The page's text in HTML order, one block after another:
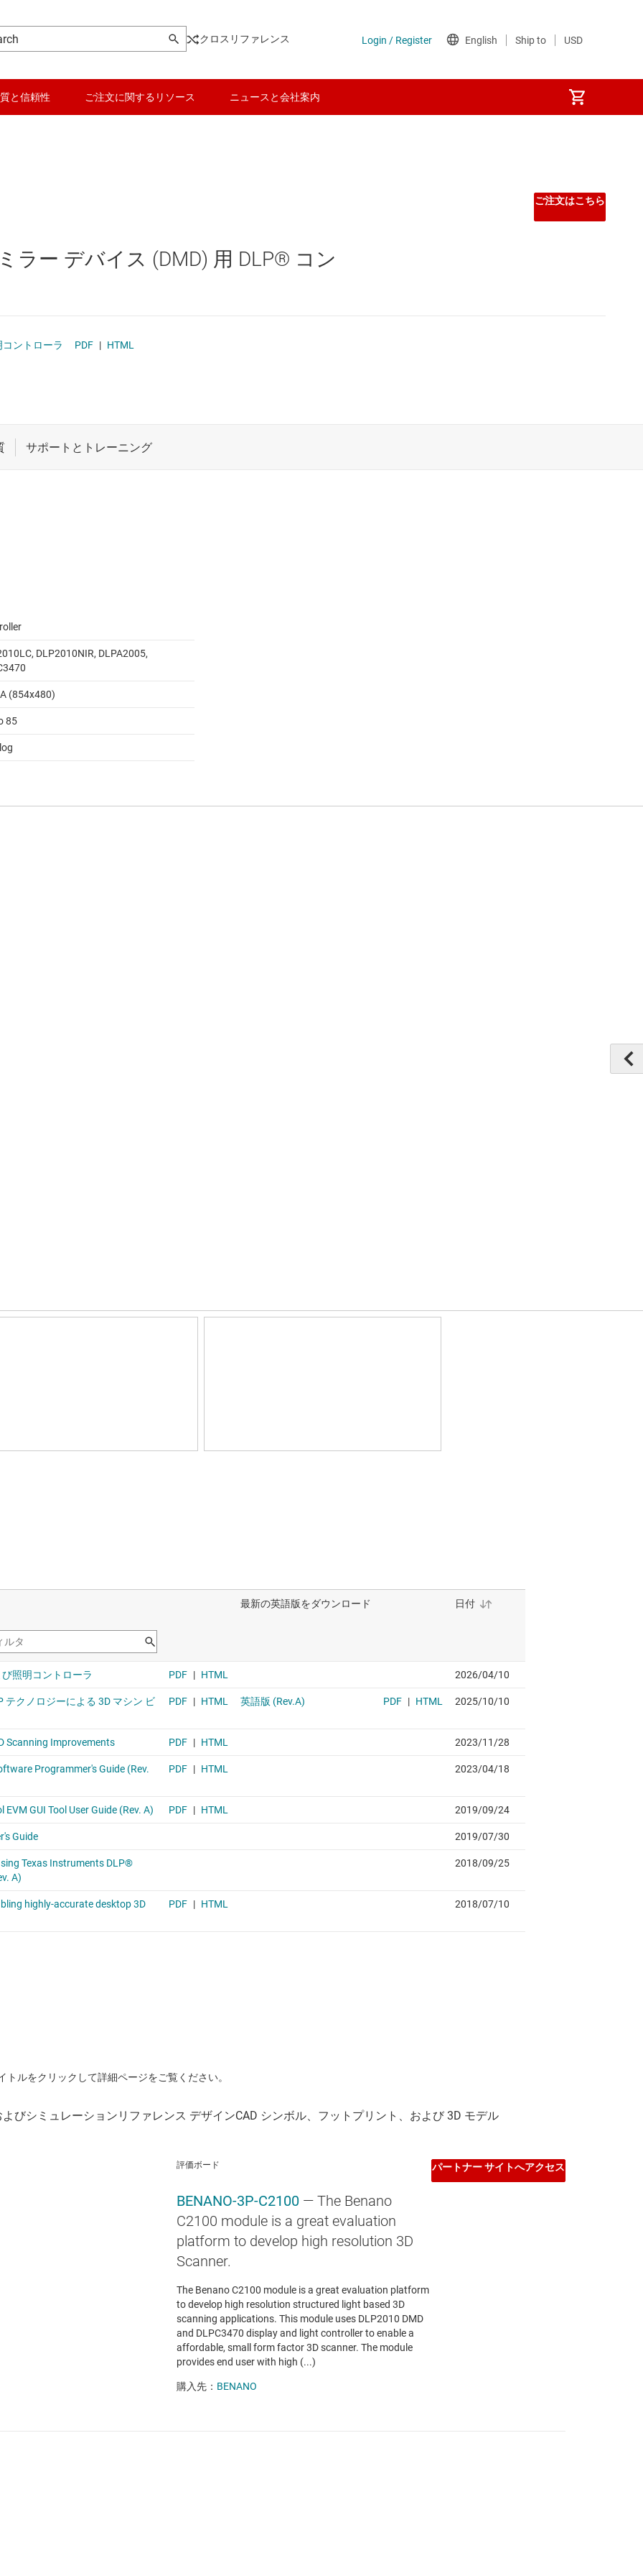
クロスリファレンス
と信頼性 ご注文に関するリソース ニュースと会社案内
マイコン (MCU) / プロセッサ
ロミラー デバイス (DMD)
ラー デバイス (DMD) 用 DLP® コン
ご注文はこちら
ントローラ PDF | HTML
DLP2010NIR, DLPA2005,
(854x480)
85
ルをクリックして詳細ページをご覧ください。
評価ボード
BENANO-3P-C2100 — The Benano
C2100 module is a great evaluation
platform to develop high resolution 3D
Scanner.
The Benano C2100 module is a great evaluation platform
to develop high resolution structured light based 3D
scanning applications. This module uses DLP2010 DMD
and DLPC3470 display and light controller to enable a
affordable, small form factor 3D scanner. The module
provides end user with high (...)
購入先： BENANO
パートナー サイトへアクセス